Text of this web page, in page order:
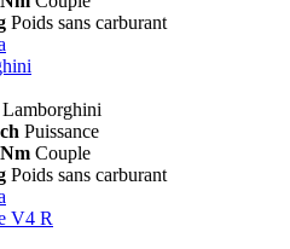
Poids sans carburant
Puissance
Couple
Poids sans carburant
V4 R